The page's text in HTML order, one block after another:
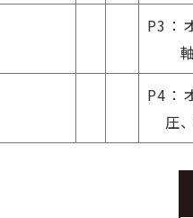
P3：
P4：
圧